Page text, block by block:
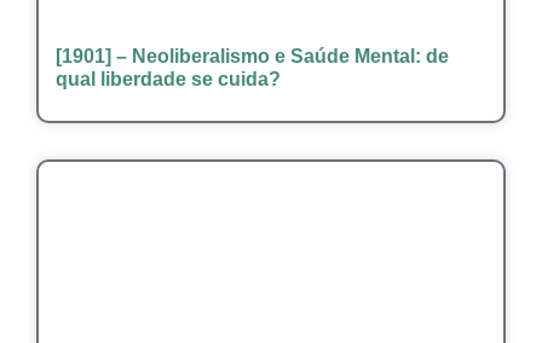
[1901] – Neoliberalismo e Saúde Mental: de
qual liberdade se cuida?